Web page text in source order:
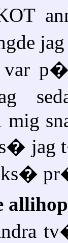
jag
p�
jag